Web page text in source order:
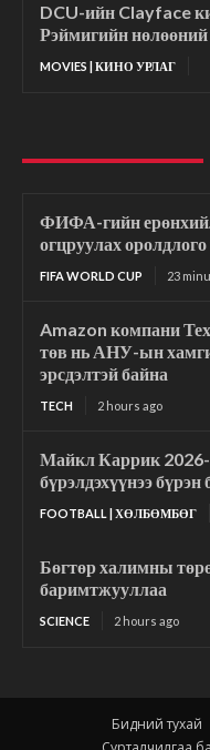
DCU-ийн Clayface
Рэймигийн
MOVIES | КИНО УРЛАГ
ФИФА-гийн
огцруулах
FIFA WORLD CUP 23
Amazon компани
төв нь АНУ-ын
эрсдэлтэй байна
TECH 2 hours ago
Майкл Каррик
бүрэлдэхүүнээ
FOOTBALL | ХӨЛБӨМБӨГ
Бөгтөр халимны
баримтжууллаа
SCIENCE 2 hours ago
Бидний тухай